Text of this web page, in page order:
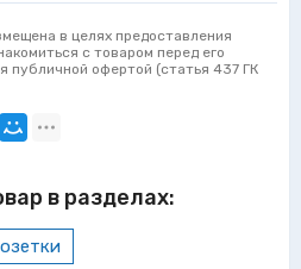
в целях предоставления
с товаром перед его
публичной офертой (статья 437 ГК
в разделах: